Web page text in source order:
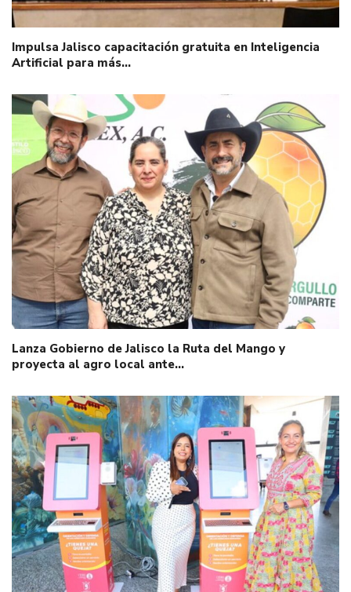
Impulsa Jalisco capacitación gratuita en Inteligencia
Artificial para más…
Lanza Gobierno de Jalisco la Ruta del Mango y
proyecta al agro local ante…